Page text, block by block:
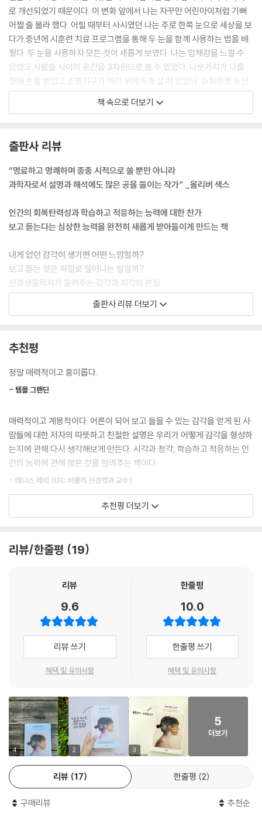
로 개선되었기 때문이다. 이 변화 앞에서 나는 자꾸만 어린아이처럼 기뻐
어쩔 줄 몰라 했다. 어릴 때부터 사시였던 나는 주로 한쪽 눈으로 세상을 보
다가 중년에 시훈련 치료 프로그램을 통해 두 눈을 함께 사용하는 법을 배
웠다. 두 눈을 사용하자 모든 것이 새롭게 보였다. 나는 입체감을 느낄 수
있었고 사물들 사이의 공간을 3차원으로 볼 수 있었다. 나뭇가지가 나를
향해 손을 뻗었고 조명기구가 머리 위에 두둥실 떠 있었다. 슈퍼마켓 농산
물 코너에 가서 갖가지 색깔과 모양을 볼 때는 황홀한 느낌마저 들었다. 나
는 이렇듯 입체시를 얻고 기뻤는데, 왜 처음으로 앞을 볼 수 있게 된 사람은
시각과 청각은 언뜻 생각하면 순전히 기계적인 과정일 것 같다. 광자가 망
막의 빛 감지 색소에 닿으면 일련의 전기, 화학적 사건이 발생하여 뇌에 빛,
에 있는 달팽이관의 각기 다른 부분을 진동시키고, 그 결과 우리는 음높이
를 감지할 수 있다. 하지만 이런 사건들은 전체 이야기의 일부에 불과하다.
를 바탕으로 저마다 다른 매우 개인적인 버전의 세상을 지각한다.
--- p.18~19
리엄이 두 살이 되던 해 어느 날 신디는 몰래 자기 침실로 들어갔다. 얼마
지나지 않아 리엄이 엄마를 찾기 시작했다. 이 방 저 방을 차례로 들어갔다
나왔고, 그럴 때마다 시각보다는 기억과 촉각에 의지해 움직였다. 리엄은
실에 들어갔을 때 리엄은 신디 바로 앞까지 다가가 “엄마?” 하고 불렀다.
속 찾았다. 마침내 리엄이 침실로 되돌아와 엄마를 다시 부르자 신디는 대
답을 했다. 신디는 이 일을 잊지 못한다. 리엄이 부를 때 대답할 수 없어서
마나 잘 볼 수 있는지 알아야만 했다.
--- p.42~43
“엄마는 어디까지 보여요?” 신디는 리엄이 이렇게 묻던 날을 기억한다. 이
질문의 의미를 깨달았을 때 신디는 “가슴을 한 대 얻어맞은 것 같았다”라
주위를 둘러보며 무엇을 보았는지 지금도 기억이 생생해요.” 신디의 시야
는 한계가 없었다. 밤중에 몇 광년 떨어진 별도 볼 수 있었다. 하지만 리엄
이지 않았다. 좋은 시력 덕분에 우리는 멋진 전망을 볼 수 있고 멀리 있는
사물의 위치를 파악할 수 있지만, 리엄에게는 그런 개념 자체가 없었다.
전시된 모든 것을 유심히 살펴봐야 하는 미술관에 가본 적이 있을 것이다.
미술관에서 한 시간을 보내고 나면 피곤해진다. 바닥은 딱딱하고 의자는
불편한데 봐야 할 것이 너무나도 많기 때문이다. 이런 현상을 부르는 이름
도 있다. 바로 ‘미술관 피로(museum fatigue)’다. 리엄에게는 세상 전체
가 미술관과 같았다. 무엇을 보든 집중과 분석이 필요했고, 이는 엄청난 에
너지가 필요한 일이었다.
우리 대부분은 어떤 장면을 볼 때 그 장면을 구성하는 사물들을 보지 않은
채 선과 색만 보는 것이 거의 불가능하다. 그러므로 리엄이 보는 장면을 우
리가 상상하기는 어렵다. 우리는 세상을 저마다 다르게 보지만, 특정 순간
에 내가 인식하는 사물들을 근처에 있는 사람들도 똑같이 인식한다고 가정
해도 무방하다. 이런 사물들은 우리 모두가 이해하는 기본 범주에 속한다.
만일 내가 의자나 개를 본다면 다른 사람들도 그럴 것이다. 하지만 리엄이
보는 시각 세계는 맥락 잃은 요소들로 가득한 파편화된 장면이고 이것을
책 속으로 더보기
출판사 리뷰
“명료하고 명쾌하며 종종 시적으로 쓸 뿐만 아니라
과학자로서 설명과 해석에도 많은 공을 들이는 작가” _올리버 색스
인간의 회복탄력성과 학습하고 적응하는 능력에 대한 찬가
보고 듣는다는 심상한 능력을 완전히 새롭게 받아들이게 만드는 책
내게 없던 감각이 생기면 어떤 느낌일까?
보고 듣는 것은 저절로 일어나는 일일까?
신경생물학자가 들려주는 감각과 지각의 본질
유년기 내내 앞을 보지 못하다가 앞을 볼 수 있게 된다면 어떨까? 또는 난
들은 무의미한 장면과 소리에 시달리게 된다. 어쩔 줄 모르고 비관하여 계
속 살아갈 의지를 잃는 사람들도 있다. 여기 태어날 때부터 시력이 거의 없
각 십대 초중반에 감각을 회복하는 외과 수술을 받은 후 보고 듣는 법을 배
조흐라는 어떻게 보고 듣는 법을 스스로 깨우쳤을까? 두 사람의 사례가 ‘우
리 모두가 세상을 인식하는 방법’에 관한 새로운 관점을 제시할 수 있을까?
선천적 입체맹이었다가 중년에 들어서야 세상을 입체로 보게 된 신경생물
학자 수전 배리는 리엄과 조흐라를 10년 동안 가까이서 지켜보며 이들의
이야기를 들었다. 자신의 경험과 두 사람의 사례를 통해 저자는 지각을 이
해하는 새로운 방법을 발견한다. 우리는 눈을 카메라처럼, 귀를 마이크처
럼 여기면서 지각을 수동적, 객관적, 기계적인 과정으로 생각하지만, 이 책
관계, 행동은 삶 전반에 걸쳐 감각을 형성하고 재구성한다. 저자는 왜 어떤
리적 특성에 좌우되지 않고 개인의 역사와 인생 행로에 달려 있다고 이야
리엄과 조흐라는 10년에 걸쳐 내게 자신들의 이야기를 들려주었다. 그 이
야기들은 지각이 개인적이고 사적인 성질을 갖고 있다는 것, 그리고 우리
들 모두가 함께 공유하는 물리적, 사회적 세계에 맞추어 각자의 지각 체계
를 바꾸고 적응시킬 수 있는 힘을 가지고 있다는 것을 보여준다. _30쪽
선척적 감각 장애가 있던 이들이
성인이 되어 감각을 회복한다면 어떤 느낌일까?
감사와 기쁨으로 충만할까?
‘결정적 시기’ 이후에는 새로운 감각을 발달시킬 수 없는 걸까?
책은 ‘SB’라 불린 환자의 이야기로 시작한다. 생후 10개월에 실명 진단을
받은 그는 52세에 각막 수술을 받고 난생처음으로 귀나 손이 아닌 ‘눈으로’
세상을 볼 수 있게 되었다. 하지만 흥분과 호기심도 잠시, 볼 수 있게 된 후
출판사 리뷰 더보기
추천평
정말 매력적이고 흥미롭다.
- 템플 그랜딘
매력적이고 계몽적이다. 어른이 되어 보고 들을 수 있는 감각을 얻게 된 사
람들에 대한 저자의 따뜻하고 친절한 설명은 우리가 어떻게 감각을 형성하
는지에 관해 다시 생각해보게 만든다. 시각과 청각, 학습하고 적응하는 인
간의 능력에 관해 많은 것을 알려주는 책이다.
- 데니스 레비 (UC 버클리 신경학과 교수)
내 몸에 없던 감각이 생기면 어떤 느낌일까? 저자는 리엄과 조흐라가 어떻
과학계의 놀라운 성취이기도 한 이 책은 사람들이 새롭고 이상해진 몸을
- 마이클 코로스트 (《재건Rebuilt》 저자)
감각이 어떻게 인간의 경험을 형성하는지에 대한 감동적인 이야기와 과학
적인 설명의 균형이 잘 잡혀 있는 책이다. 정보가 풍부할 뿐만 아니라 사려
깊은 강력한 이야기.
- 퍼블리셔스 위클리
통찰로 가득한 탐구에서 놀라운 사실들을 발견하게 될 것이다.
- 커커스 리뷰
우리의 행동이 일생 동안 어떻게 감각을 형성하고 재형성하는지, 그 지극
히 개인적인 발달 과정을 탐구한다.
- 뉴 사이언티스트
추천평 더보기
리뷰/한줄평 19
리뷰
9.6
리뷰 쓰기
혜택 및 유의사항
한줄평
10.0
한줄평 쓰기
혜택 및 유의사항
4 2 3
5
더보기
리뷰 17 한줄평 2
구매리뷰 추천순